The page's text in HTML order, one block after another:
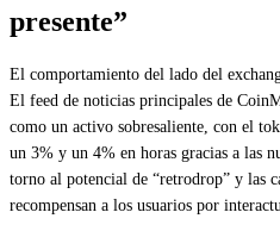
presente”
El comportamiento del lado del
El feed de noticias principales de
como un activo sobresaliente, con el
un 3% y un 4% en horas gracias a las
torno al potencial de “retrodrop” y las
recompensan a los usuarios por